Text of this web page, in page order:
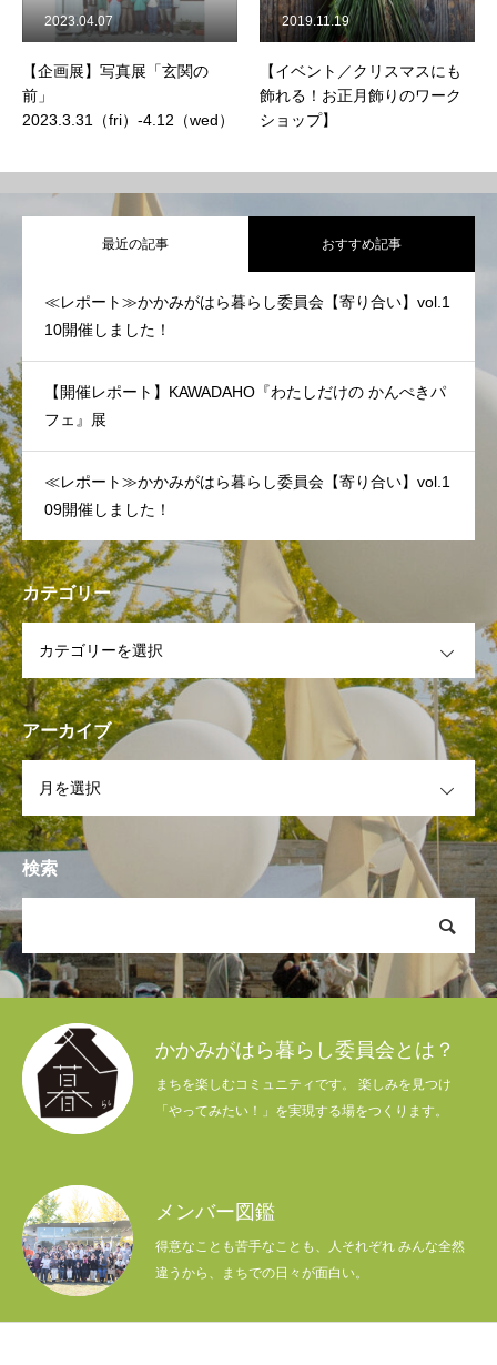
【企画展】写真展「玄関の
前」
2023.3.31（fri）-4.12（wed）
2023.04.07
【イベント／クリスマスにも
飾れる！お正月飾りのワーク
ショップ】
2019.11.19
最近の記事 おすすめ記事
≪レポート≫かかみがはら暮らし委員会【寄り合い】vol.1
10開催しました！
【開催レポート】KAWADAHO『わたしだけの かんぺきパ
フェ』展
≪レポート≫かかみがはら暮らし委員会【寄り合い】vol.1
09開催しました！
カテゴリー
アーカイブ
検索
かかみがはら暮らし委員会とは？
まちを楽しむコミュニティです。 楽しみを見つけ
「やってみたい！」を実現する場をつくります。
メンバー図鑑
得意なことも苦手なことも、人それぞれ みんな全然
違うから、まちでの日々が面白い。